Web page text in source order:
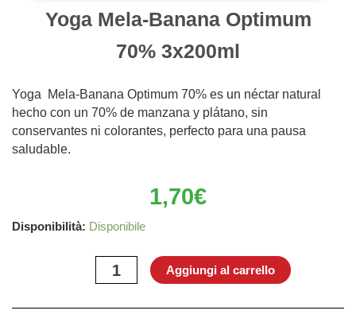
Yoga Mela-Banana Optimum
70% 3x200ml
Yoga Mela-Banana Optimum 70% es un néctar natural
hecho con un 70% de manzana y plátano, sin
conservantes ni colorantes, perfecto para una pausa
saludable.
1,70€
Disponibilità: Disponibile
Yoga
Optimum
Aggiungi al carrello